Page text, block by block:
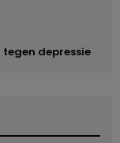
depressie